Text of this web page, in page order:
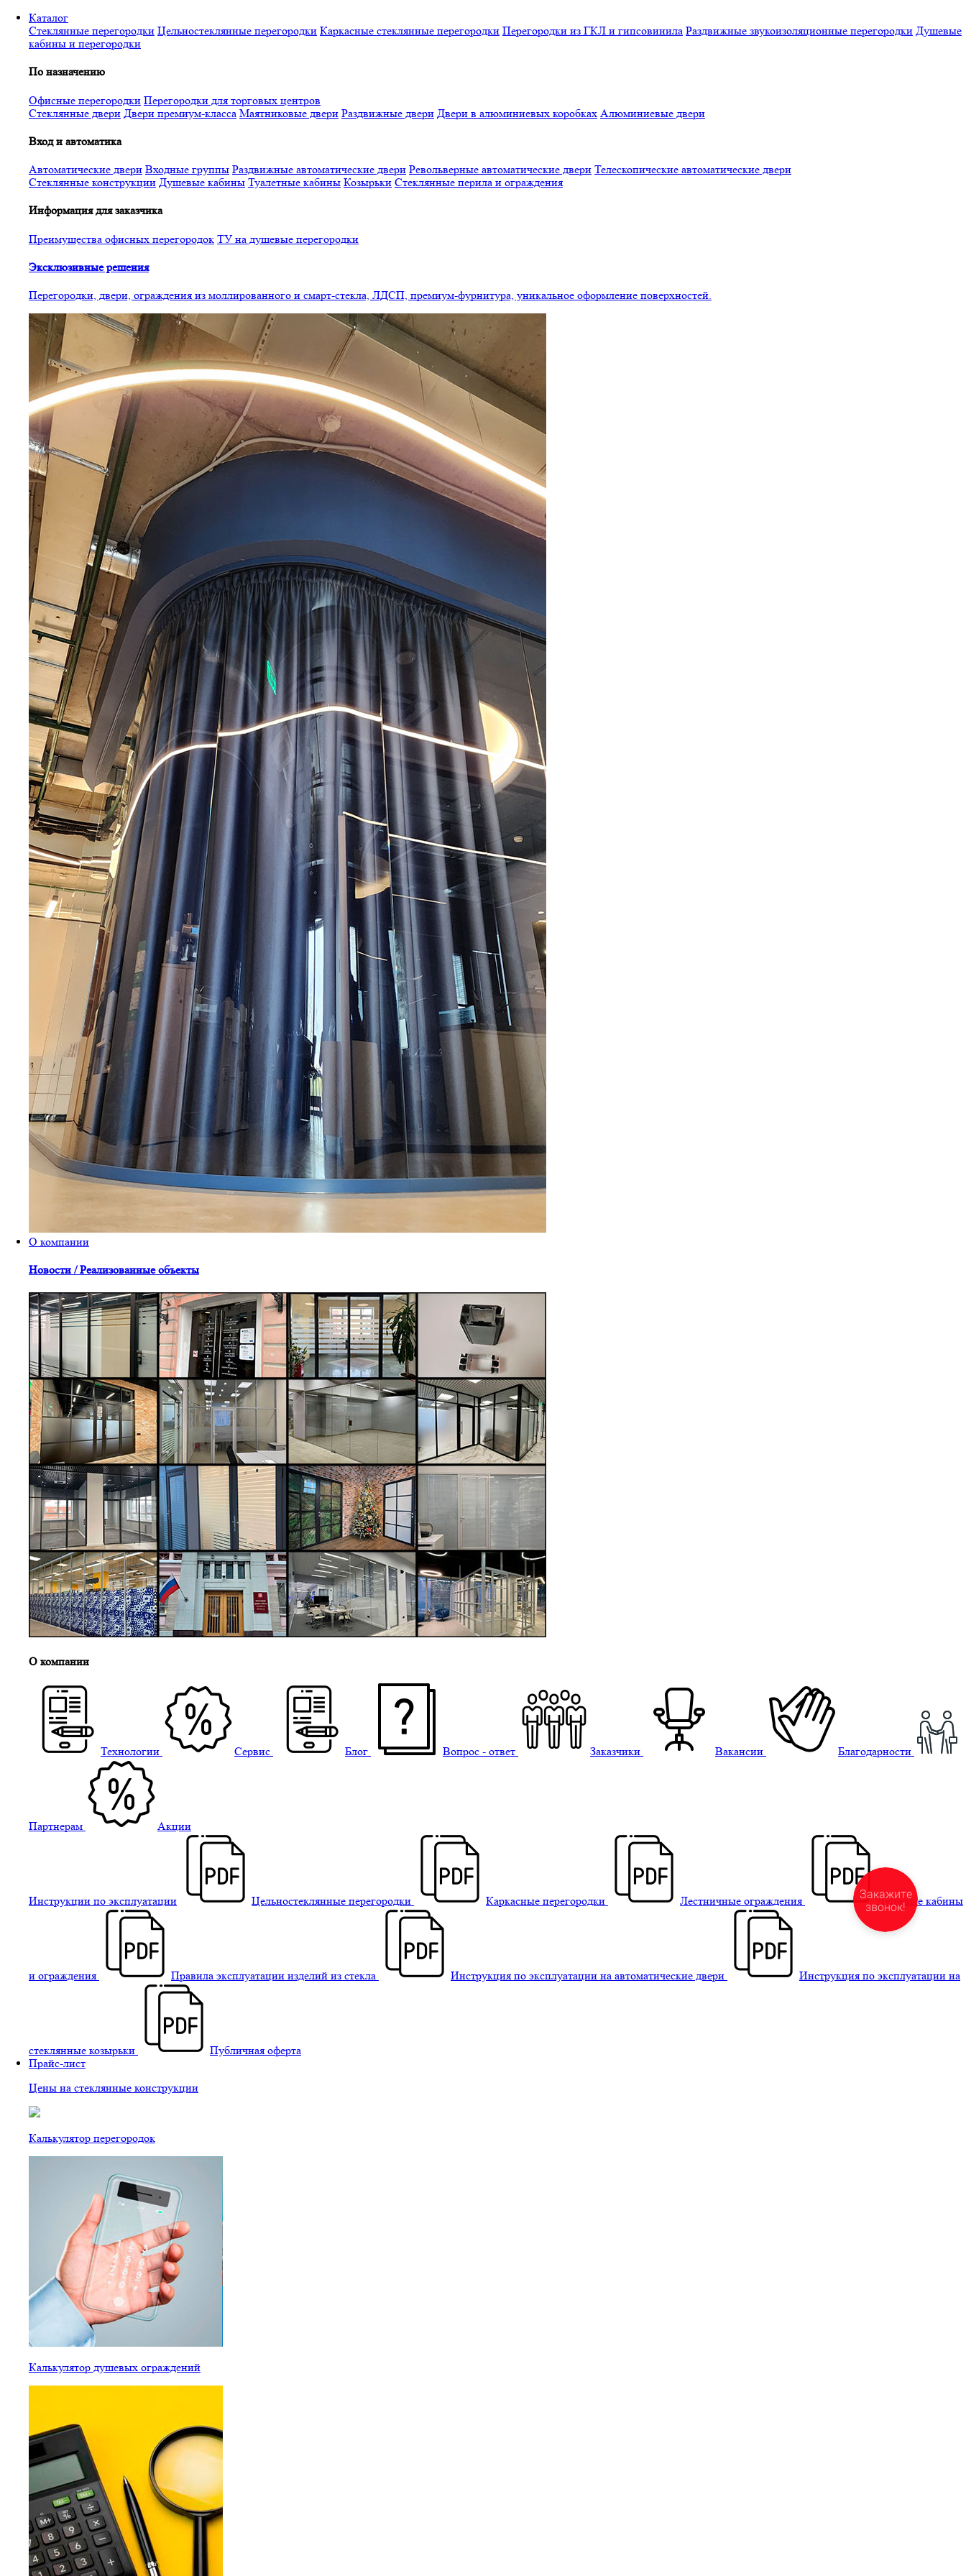
Перейти
основному
Каталог
Стеклянные перегородки Цельностеклянные перегородки Каркасные стеклянные перегородки Перегородки из ГКЛ и гипсовинила Раздвижные звукоизоляционные перегородки Душевые
кабины и перегородки
По назначению
Офисные перегородки Перегородки для торговых центров
Стеклянные двери Двери премиум-класса Маятниковые двери Раздвижные двери Двери в алюминиевых коробках Алюминиевые двери
Вход и автоматика
Автоматические двери Входные группы Раздвижные автоматические двери Револьверные автоматические двери Телескопические автоматические двери
Стеклянные конструкции Душевые кабины Туалетные кабины Козырьки Стеклянные перила и ограждения
Информация для заказчика
Преимущества офисных перегородок ТУ на душевые перегородки
Эксклюзивные решения
Перегородки, двери, ограждения из моллированного и смарт-стекла, ЛДСП, премиум-фурнитура, уникальное оформление поверхностей.
О компании
Новости / Реализованные объекты
О компании
Технологии Сервис Блог Вопрос - ответ Заказчики Вакансии Благодарности
Партнерам Акции
Инструкции по эксплуатации Цельностеклянные перегородки Каркасные перегородки Лестничные ограждения Душевые кабины
и ограждения Правила эксплуатации изделий из стекла Инструкция по эксплуатации на автоматические двери Инструкция по эксплуатации на
стеклянные козырьки
Публичная оферта
Прайс-лист
Цены на стеклянные конструкции
Калькулятор перегородок
Калькулятор душевых ограждений
Закажите